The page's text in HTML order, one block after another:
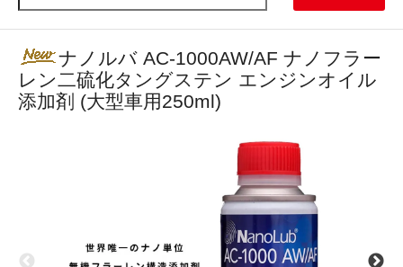
ナノルバ AC-1000AW/AF ナノフラー
レン二硫化タングステン エンジンオイル
添加剤 (大型車用250ml)